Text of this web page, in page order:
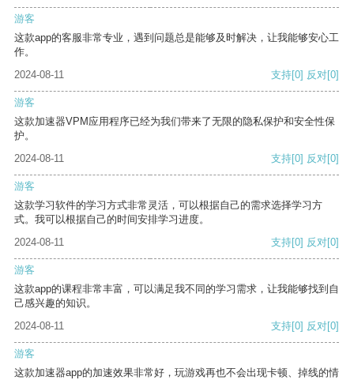
游客
这款app的客服非常专业，遇到问题总是能够及时解决，让我能够安心工
作。
2024-08-11
支持[0] 反对[0]
游客
这款加速器VPM应用程序已经为我们带来了无限的隐私保护和安全性保
护。
2024-08-11
支持[0] 反对[0]
游客
这款学习软件的学习方式非常灵活，可以根据自己的需求选择学习方
式。我可以根据自己的时间安排学习进度。
2024-08-11
支持[0] 反对[0]
游客
这款app的课程非常丰富，可以满足我不同的学习需求，让我能够找到自
己感兴趣的知识。
2024-08-11
支持[0] 反对[0]
游客
这款加速器app的加速效果非常好，玩游戏再也不会出现卡顿、掉线的情